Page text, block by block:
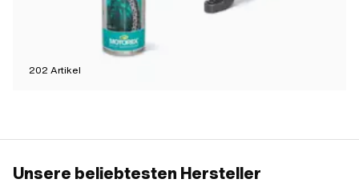
202 Artikel
Unsere beliebtesten Hersteller